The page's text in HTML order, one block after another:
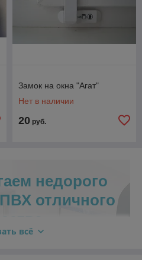
Замок на окна "Агат"
Нет в наличии
20 руб.
недорого
отличного
всё